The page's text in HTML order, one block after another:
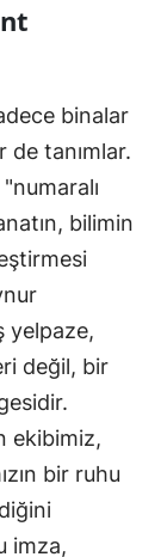
binalar
de tanımlar.
bilimin
yelpaze,
değil, bir
ekibimiz,
bir ruhu
imza,